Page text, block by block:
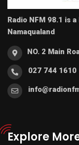
Radio NFM 98.1 is
Namaqualand
NO. 2 Main
027 744 1610
Explore